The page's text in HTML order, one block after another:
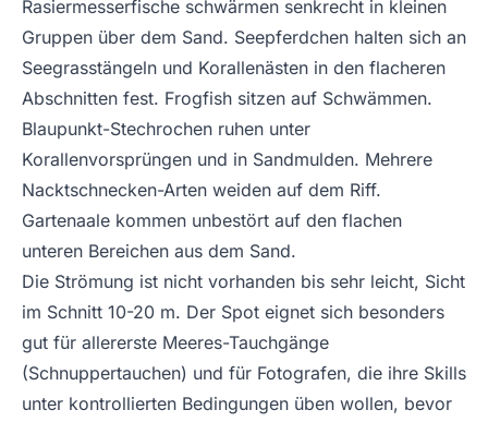
Rasiermesserfische schwärmen senkrecht in kleinen
Gruppen über dem Sand. Seepferdchen halten sich an
Seegrasstängeln und Korallenästen in den flacheren
Abschnitten fest. Frogfish sitzen auf Schwämmen.
Blaupunkt-Stechrochen ruhen unter
Korallenvorsprüngen und in Sandmulden. Mehrere
Nacktschnecken-Arten weiden auf dem Riff.
Gartenaale kommen unbestört auf den flachen
unteren Bereichen aus dem Sand.
Die Strömung ist nicht vorhanden bis sehr leicht, Sicht
im Schnitt 10-20 m. Der Spot eignet sich besonders
gut für allererste Meeres-Tauchgänge
(Schnuppertauchen) und für Fotografen, die ihre Skills
unter kontrollierten Bedingungen üben wollen, bevor